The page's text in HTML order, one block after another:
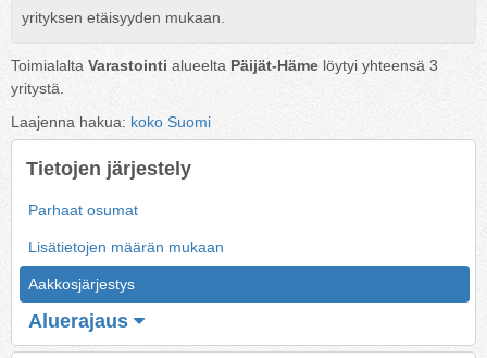
yrityksen etäisyyden mukaan.
Toimialalta Varastointi alueelta Päijät-Häme löytyi yhteensä 3
yritystä.
Laajenna hakua: koko Suomi
Tietojen järjestely
Parhaat osumat
Lisätietojen määrän mukaan
Aakkosjärjestys
Aluerajaus